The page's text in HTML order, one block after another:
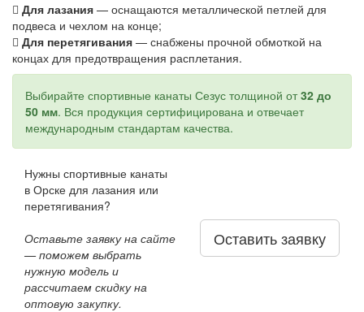
Для лазания — оснащаются металлической петлей для
подвеса и чехлом на конце;
Для перетягивания — снабжены прочной обмоткой на
концах для предотвращения расплетания.
Выбирайте спортивные канаты Сезус толщиной от32 до
50 мм. Вся продукция сертифицирована и отвечает
международным стандартам качества.
Нужны спортивные канаты
в Орске для лазания или
перетягивания?
Оставьте заявку на сайте
— поможем выбрать
нужную модель и
рассчитаем скидку на
оптовую закупку.
Оставить заявку